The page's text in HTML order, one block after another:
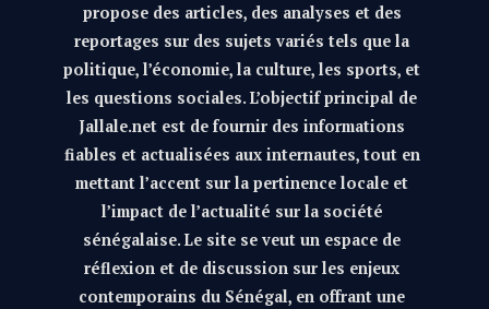
propose des articles, des analyses et des
reportages sur des sujets variés tels que la
politique, l’économie, la culture, les sports, et
les questions sociales. L’objectif principal de
Jallale.net est de fournir des informations
fiables et actualisées aux internautes, tout en
mettant l’accent sur la pertinence locale et
l’impact de l’actualité sur la société
sénégalaise. Le site se veut un espace de
réflexion et de discussion sur les enjeux
contemporains du Sénégal, en offrant une